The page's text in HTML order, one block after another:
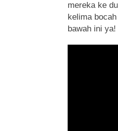
mereka ke
kelima
bawah ini ya!